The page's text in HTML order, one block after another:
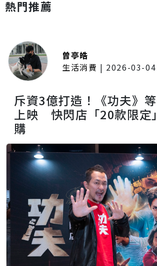
熱門推薦
曾亭皓
生活消費 | 2026-03-
斥資3億打造！《功夫》
上映 快閃店「20款限定
購